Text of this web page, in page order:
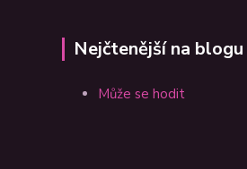
Nejčtenější na blogu
Může se hodit